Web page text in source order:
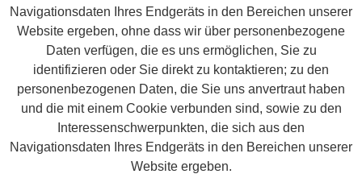
Navigationsdaten Ihres Endgeräts in den Bereichen unserer
Website ergeben, ohne dass wir über personenbezogene
Daten verfügen, die es uns ermöglichen, Sie zu
identifizieren oder Sie direkt zu kontaktieren; zu den
personenbezogenen Daten, die Sie uns anvertraut haben
und die mit einem Cookie verbunden sind, sowie zu den
Interessenschwerpunkten, die sich aus den
Navigationsdaten Ihres Endgeräts in den Bereichen unserer
Website ergeben.